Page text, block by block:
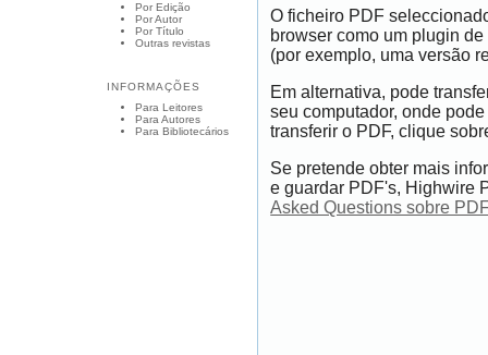
Por Edição
Por Autor
Por Título
Outras revistas
INFORMAÇÕES
Para Leitores
Para Autores
Para Bibliotecários
O ficheiro PDF
browser como um plugin
(por exemplo, uma versão
Em alternativa, pode
seu computador, onde
transferir o PDF, clique
Se pretende obter mais
e guardar PDF's, Highwire
Asked Questions sobre